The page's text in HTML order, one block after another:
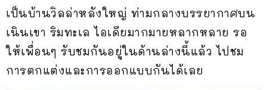
เป็นบ้านวิลล่าหลังใหญ่ ท่ามกลางบรรยากาศบน
เนินเขา ริมทะเล ไอเดียมากมายหลากหลาย รอ
ให้เพื่อนๆ รับชมกันอยู่ในด้านล่างนี้แล้ว ไปชม
การตกแต่งและการออกแบบกันได้เลย